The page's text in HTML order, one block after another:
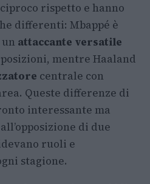
rispetto e hanno
differenti: Mbappé è
attaccante versatile
mentre Haaland
centrale con
Queste differenze di
interessante ma
di due
ruoli e
stagione.